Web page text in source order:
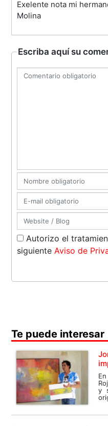
Exelente nota mi
Molina
Escriba aquí su
Autorizo el
siguienteAviso de
Te puede interesar
y